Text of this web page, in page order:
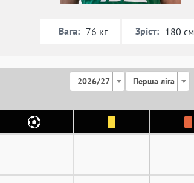
Вага: 76 кг Зріст: 180 см
2026/27 Перша ліга